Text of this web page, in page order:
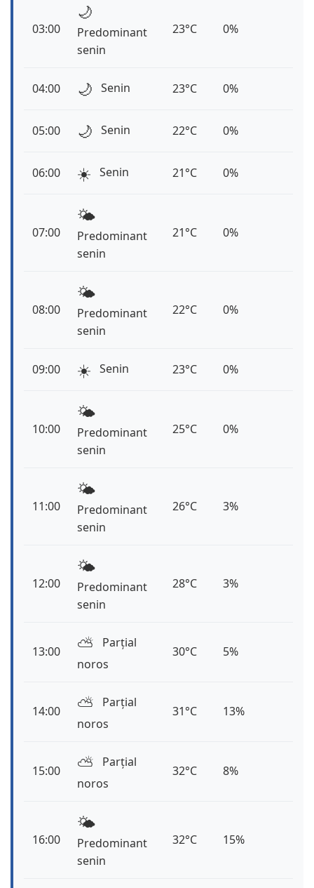
03:00
🌙
Predominant
senin
23°C 0%
04:00 🌙 Senin 23°C 0%
05:00 🌙 Senin 22°C 0%
06:00 ☀️ Senin 21°C 0%
07:00
🌤️
Predominant
senin
21°C 0%
08:00
🌤️
Predominant
senin
22°C 0%
09:00 ☀️ Senin 23°C 0%
10:00
🌤️
Predominant
senin
25°C 0%
11:00
🌤️
Predominant
senin
26°C 3%
12:00
🌤️
Predominant
senin
28°C 3%
13:00 ⛅️
Parțial
noros
30°C 5%
14:00 ⛅️
Parțial
noros
31°C 13%
15:00 ⛅️
Parțial
noros
32°C 8%
16:00
🌤️
Predominant
senin
32°C 15%